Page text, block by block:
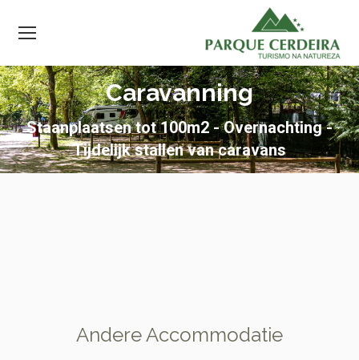
Caravanning
Staanplaatsen tot 100m2 - Overnachting -
Tijdelijk stallen van caravans
Andere Accommodatie